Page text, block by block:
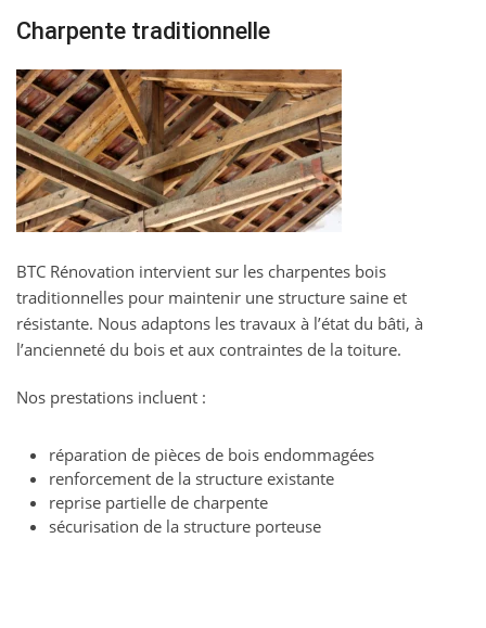
Charpente traditionnelle
BTC Rénovation intervient sur les charpentes bois
traditionnelles pour maintenir une structure saine et
résistante. Nous adaptons les travaux à l’état du bâti, à
l’ancienneté du bois et aux contraintes de la toiture.
Nos prestations incluent :
réparation de pièces de bois endommagées
renforcement de la structure existante
reprise partielle de charpente
sécurisation de la structure porteuse